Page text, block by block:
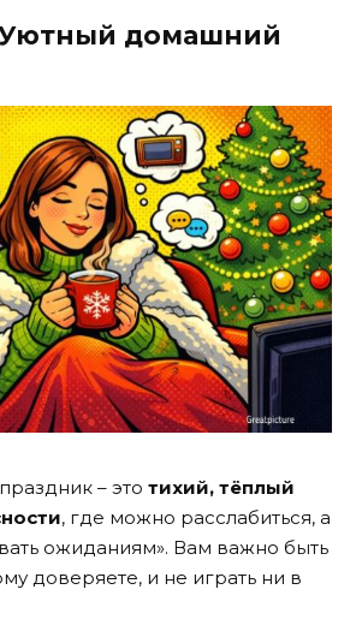
домашний
– это тихий, тёплый
, где можно расслабиться, а
ожиданиям». Вам важно быть
доверяете, и не играть ни в